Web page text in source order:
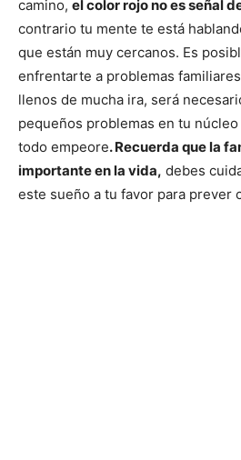
camino, el color rojo no es señal
contrario tu mente te está
que están muy cercanos. Es
enfrentarte a problemas
llenos de mucha ira, será
pequeños problemas en tu
todo empeore. Recuerda que la
importante en la vida, debes
este sueño a tu favor para prever